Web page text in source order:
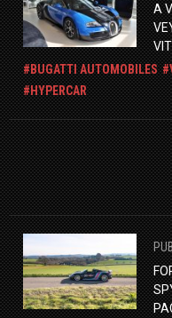
A
BUGATTI AUTOMOBILES
HYPERCAR